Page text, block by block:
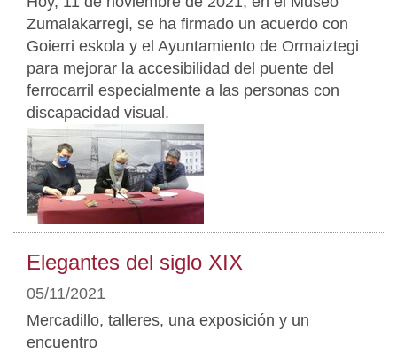
Zumalakarregi, se ha firmado un acuerdo con
Goierri eskola y el Ayuntamiento de Ormaiztegi
para mejorar la accesibilidad del puente del
ferrocarril especialmente a las personas con
discapacidad visual.
Elegantes del siglo XIX
05/11/2021
Mercadillo, talleres, una exposición y un
encuentro